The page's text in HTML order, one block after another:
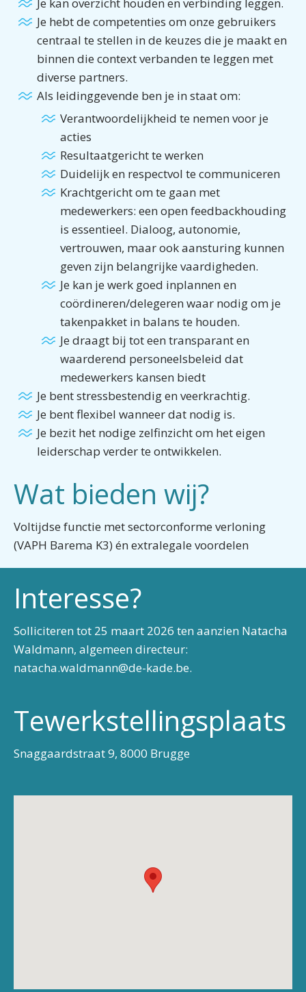
Je hebt de competenties om onze gebruikers
centraal te stellen in de keuzes die je maakt en
binnen die context verbanden te leggen met
diverse partners.
Als leidinggevende ben je in staat om:
Verantwoordelijkheid te nemen voor je
acties
Resultaatgericht te werken
Duidelijk en respectvol te communiceren
Krachtgericht om te gaan met
medewerkers: een open feedbackhouding
is essentieel. Dialoog, autonomie,
vertrouwen, maar ook aansturing kunnen
geven zijn belangrijke vaardigheden.
Je kan je werk goed inplannen en
coördineren/delegeren waar nodig om je
takenpakket in balans te houden.
Je draagt bij tot een transparant en
waarderend personeelsbeleid dat
medewerkers kansen biedt
Je bent stressbestendig en veerkrachtig.
Je bent flexibel wanneer dat nodig is.
Je bezit het nodige zelfinzicht om het eigen
leiderschap verder te ontwikkelen.
Wat bieden wij?
Voltijdse functie met sectorconforme verloning
(VAPH Barema K3) én extralegale voordelen
Interesse?
Solliciteren tot 25 maart 2026 ten aanzien Natacha
Waldmann, algemeen directeur:
natacha.waldmann@de-kade.be.
Tewerkstellingsplaats
Snaggaardstraat 9, 8000 Brugge